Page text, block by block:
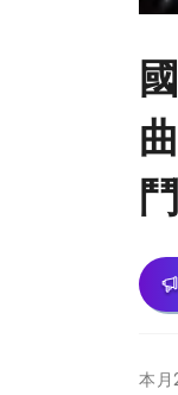
本月